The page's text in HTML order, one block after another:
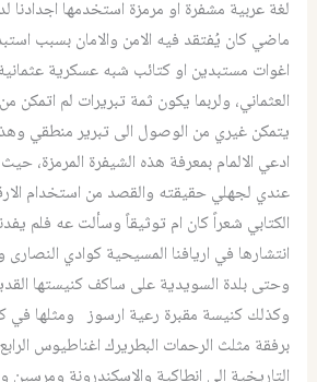
لغة عربية مشفرة او مرمزة استخدمها اجدادنا
ماضي كان يُفتقد فيه الامن والامان بسبب
اغوات مستبدين او كتائب شبه عسكرية
العثماني، ولربما يكون ثمة تبريرات لم اتمكن
يتمكن غيري من الوصول الى تبرير منطقي
ادعي الالمام بمعرفة هذه الشيفرة المرمزة،
عندي لجهلي حقيقته والقصد من استخدام
الكتابي شعراً كان ام توثيقاً وسألت عه فلم
انتشارها في اريافنا المسيحية كوادي
وحتى بلدة السويدية على ساكف كنيستها
وكذلك كنيسة مقبرة رعية ارسوز ومثلها في